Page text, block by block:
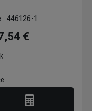
: 446126-1
€